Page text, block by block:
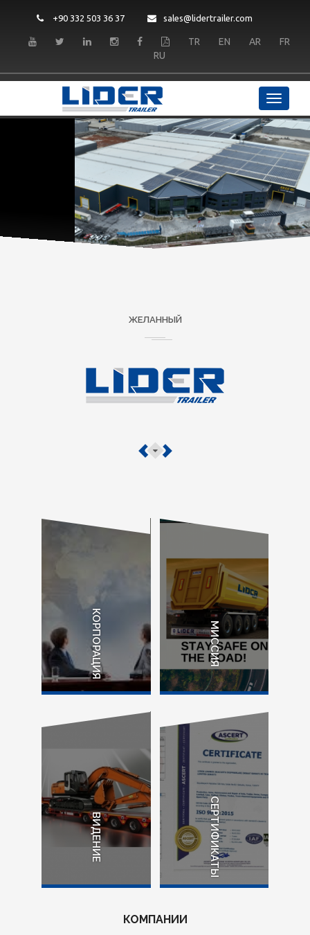
+90 332 503 36 37 sales@lidertrailer.com
TR EN AR
FR
RU
Качество и долговечность
ЖЕЛАННЫЙ
КОРПОРАЦИЯ МИССИЯ
ВИДЕНИЕ СЕРТИФИКАТЫ
КОМПАНИИ